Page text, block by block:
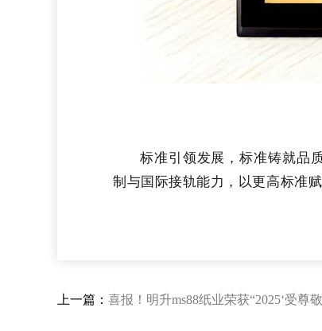
标准引领发展，标准铸就
制与国际接轨能力，以更高标准
上一篇： 喜报！明升ms88纸业荣获“2025‘受